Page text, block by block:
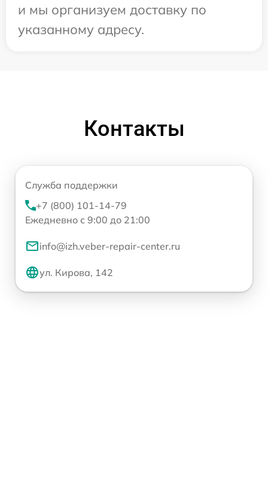
и мы организуем доставку по
указанному адресу.
Контакты
Служба поддержки
+7 (800) 101-14-79
Ежедневно с 9:00 до 21:00
info@izh.veber-repair-center.ru
ул. Кирова, 142